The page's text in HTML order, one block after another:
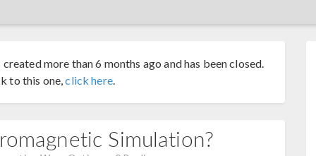
more than 6 months ago and has been closed.
to this one,click here.
Simulation?